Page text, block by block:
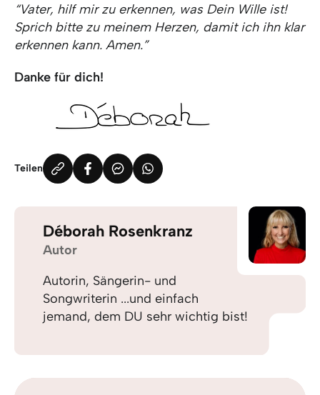
“Vater, hilf mir zu erkennen, was Dein Wille ist!
Sprich bitte zu meinem Herzen, damit ich ihn klar
erkennen kann. Amen.”
Danke für dich!
Teilen
Déborah Rosenkranz
Autor
Autorin, Sängerin- und
Songwriterin ...und einfach
jemand, dem DU sehr wichtig bist!